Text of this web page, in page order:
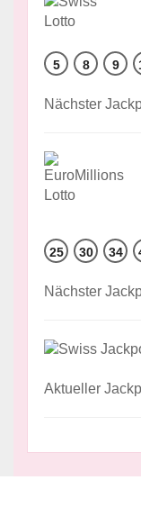
5 8 9
Nächster
25 30 34
Nächster
Aktueller